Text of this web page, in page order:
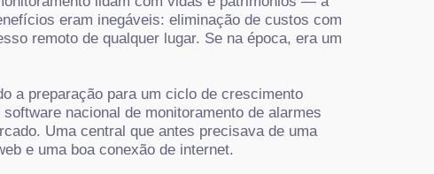
eram inegáveis: eliminação de custos com
remoto de qualquer lugar. Se na época, era um
a preparação para um ciclo de crescimento
nacional de monitoramento de alarmes
Uma central que antes precisava de uma
e uma boa conexão de internet.